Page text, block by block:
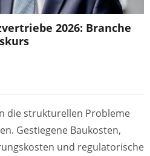
2026: Branche
die strukturellen Probleme
Gestiegene Baukosten,
und regulatorische